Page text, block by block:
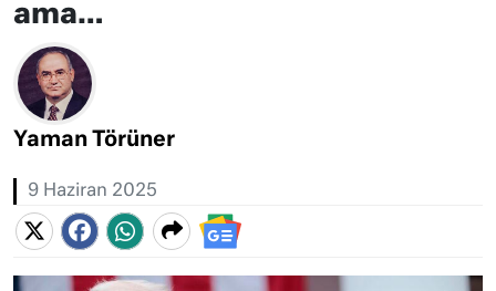
ama…
Yaman Törüner
9 Haziran 2025